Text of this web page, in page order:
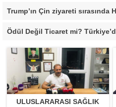
ULUSLARARASI SAĞLIK